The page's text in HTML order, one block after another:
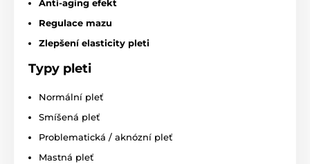
Anti-aging efekt
Regulace mazu
Zlepšení elasticity pleti
Typy pleti
Normální pleť
Smíšená pleť
Problematická / aknózní pleť
Mastná pleť